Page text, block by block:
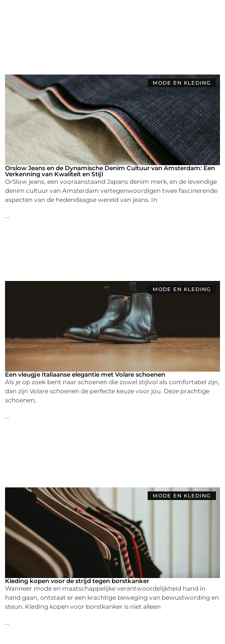
MODE EN KLEDING
Orslow Jeans en de Dynamische Denim Cultuur van Amsterdam: Een
Verkenning van Kwaliteit en Stijl
OrSlow jeans, een vooraanstaand Japans denim merk, en de levendige
denim cultuur van Amsterdam vertegenwoordigen twee fascinerende
aspecten van de hedendaagse wereld van jeans. In
...
MODE EN KLEDING
Een vleugje Italiaanse elegantie met Volare schoenen
Als je op zoek bent naar schoenen die zowel stijlvol als comfortabel zijn,
dan zijn Volare schoenen de perfecte keuze voor jou. Deze prachtige
schoenen,
...
MODE EN KLEDING
Kleding kopen voor de strijd tegen borstkanker
Wanneer mode en maatschappelijke verantwoordelijkheid hand in
hand gaan, ontstaat er een krachtige beweging van bewustwording en
steun. Kleding kopen voor borstkanker is niet alleen
...